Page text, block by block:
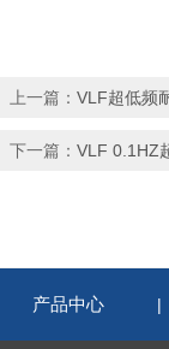
上一篇： VLF超低频
下一篇： VLF 0.1HZ
产品中心